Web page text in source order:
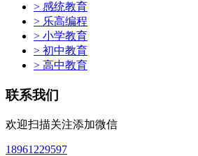
> 感统教育
> 乐高编程
> 小学教育
> 初中教育
> 高中教育
联系我们
欢迎扫描关注添加微信
18961229597